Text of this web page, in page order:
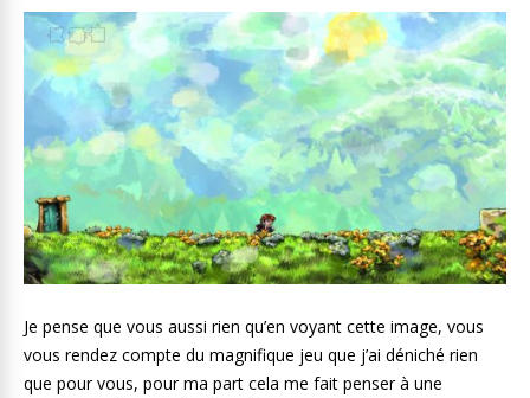
Je pense que vous aussi rien qu’en voyant cette image, vous
vous rendez compte du magnifique jeu que j’ai déniché rien
que pour vous, pour ma part cela me fait penser à une